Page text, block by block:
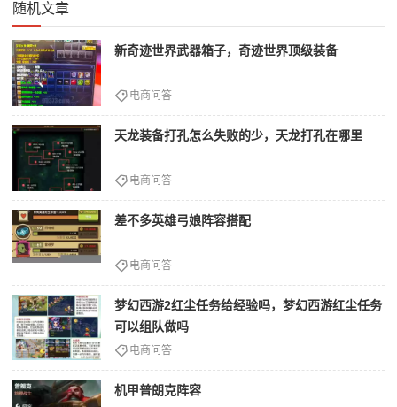
随机文章
新奇迹世界武器箱子，奇迹世界顶级装备
电商问答
天龙装备打孔怎么失败的少，天龙打孔在哪里
电商问答
差不多英雄弓娘阵容搭配
电商问答
梦幻西游2红尘任务给经验吗，梦幻西游红尘任务
可以组队做吗
电商问答
机甲普朗克阵容